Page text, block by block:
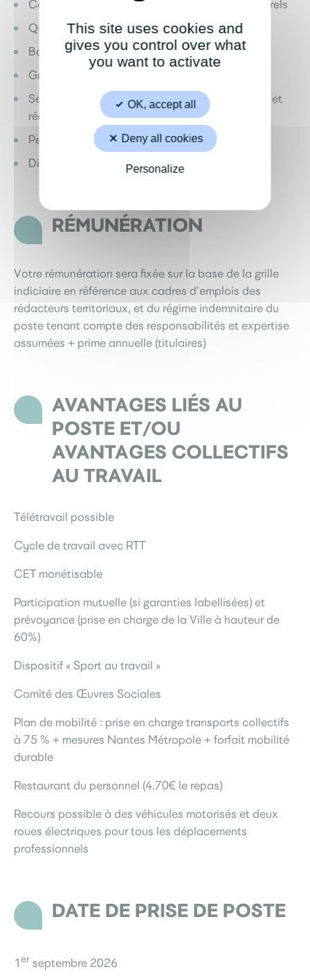
Connaissance des institutions et réseaux culturels
Qualités rédactionnelles
Bon relationnel et sens du travail en équipe
Grande rigueur et autonomie
Sens de l’organisation, capacité d’anticipation et
réactivité
Permis B exigé
Disponibilités soirs, week-end et jours fériés
RÉMUNÉRATION
Votre rémunération sera fixée sur la base de la grille
indiciaire en référence aux cadres d’emplois des
rédacteurs territoriaux, et du régime indemnitaire du
poste tenant compte des responsabilités et expertise
assumées + prime annuelle (titulaires)
AVANTAGES LIÉS AU
POSTE ET/OU
AVANTAGES COLLECTIFS
AU TRAVAIL
Télétravail possible
Cycle de travail avec RTT
CET monétisable
Participation mutuelle (si garanties labellisées) et
prévoyance (prise en charge de la Ville à hauteur de
60%)
Dispositif « Sport au travail »
Comité des Œuvres Sociales
Plan de mobilité : prise en charge transports collectifs
à 75 % + mesures Nantes Métropole + forfait mobilité
durable
Restaurant du personnel (4.70€ le repas)
Recours possible à des véhicules motorisés et deux
roues électriques pour tous les déplacements
professionnels
DATE DE PRISE DE POSTE
1er septembre 2026
This site uses cookies and
gives you control over what
you want to activate
OK, accept all
Deny all cookies
Personalize